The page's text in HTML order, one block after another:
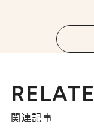
関連記事